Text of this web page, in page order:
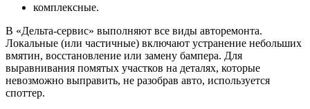
комплексные.
В «Дельта-сервис» выполняют все виды авторемонта.
Локальные (или частичные) включают устранение небольших
вмятин, восстановление или замену бампера. Для
выравнивания помятых участков на деталях, которые
невозможно выправить, не разобрав авто, используется
споттер.